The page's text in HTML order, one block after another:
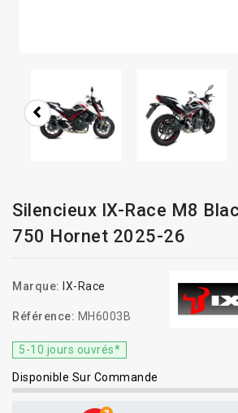
Silencieux IX-Race M8
750 Hornet 2025-26
Marque: IX-Race
Référence: MH6003B
5-10 jours ouvrés*
Disponible Sur Commande